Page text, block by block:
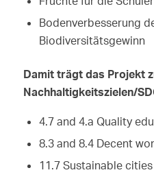
Bodenverbesserung
Biodiversitätsgewinn
Damit trägt das Projekt
Nachhaltigkeitszielen/
4.7 and 4.a Quality
8.3 and 8.4 Decent
11.7 Sustainable